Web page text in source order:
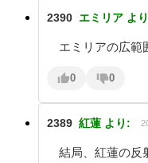
2390 エミリア よ
エミリアの広範
0 0
2389 紅蓮 より:
結局、紅蓮の反